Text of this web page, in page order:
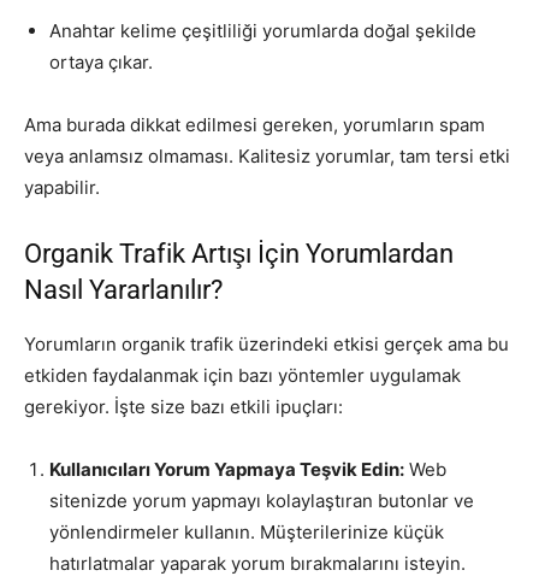
Anahtar kelime çeşitliliği yorumlarda doğal şekilde
ortaya çıkar.
Ama burada dikkat edilmesi gereken, yorumların spam
veya anlamsız olmaması. Kalitesiz yorumlar, tam tersi etki
yapabilir.
Organik Trafik Artışı İçin Yorumlardan
Nasıl Yararlanılır?
Yorumların organik trafik üzerindeki etkisi gerçek ama bu
etkiden faydalanmak için bazı yöntemler uygulamak
gerekiyor. İşte size bazı etkili ipuçları:
Kullanıcıları Yorum Yapmaya Teşvik Edin: Web
sitenizde yorum yapmayı kolaylaştıran butonlar ve
yönlendirmeler kullanın. Müşterilerinize küçük
hatırlatmalar yaparak yorum bırakmalarını isteyin.